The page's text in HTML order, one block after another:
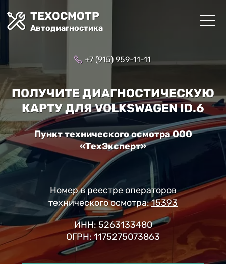
ТЕХОСМОТР
Автодиагностика
+7 (915) 959-11-11
ПОЛУЧИТЕ ДИАГНОСТИЧЕСКУЮ
КАРТУ ДЛЯ VOLKSWAGEN ID.6
Пункт технического осмотра ООО
«ТехЭксперт»
Номер в реестре операторов
технического осмотра:15393
ИНН: 5263133480
ОГРН: 1175275073863